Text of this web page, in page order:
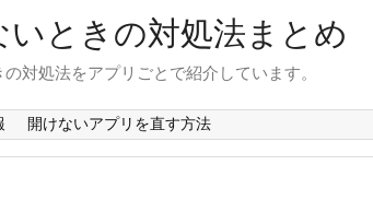
ときの対処法まとめ
対処法をアプリごとで紹介しています。
開けないアプリを直す方法